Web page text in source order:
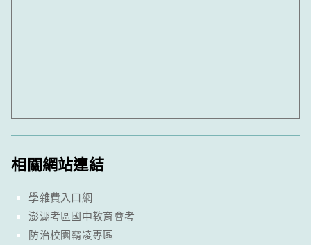
相關網站連結
學雜費入口網
澎湖考區國中教育會考
防治校園霸凌專區